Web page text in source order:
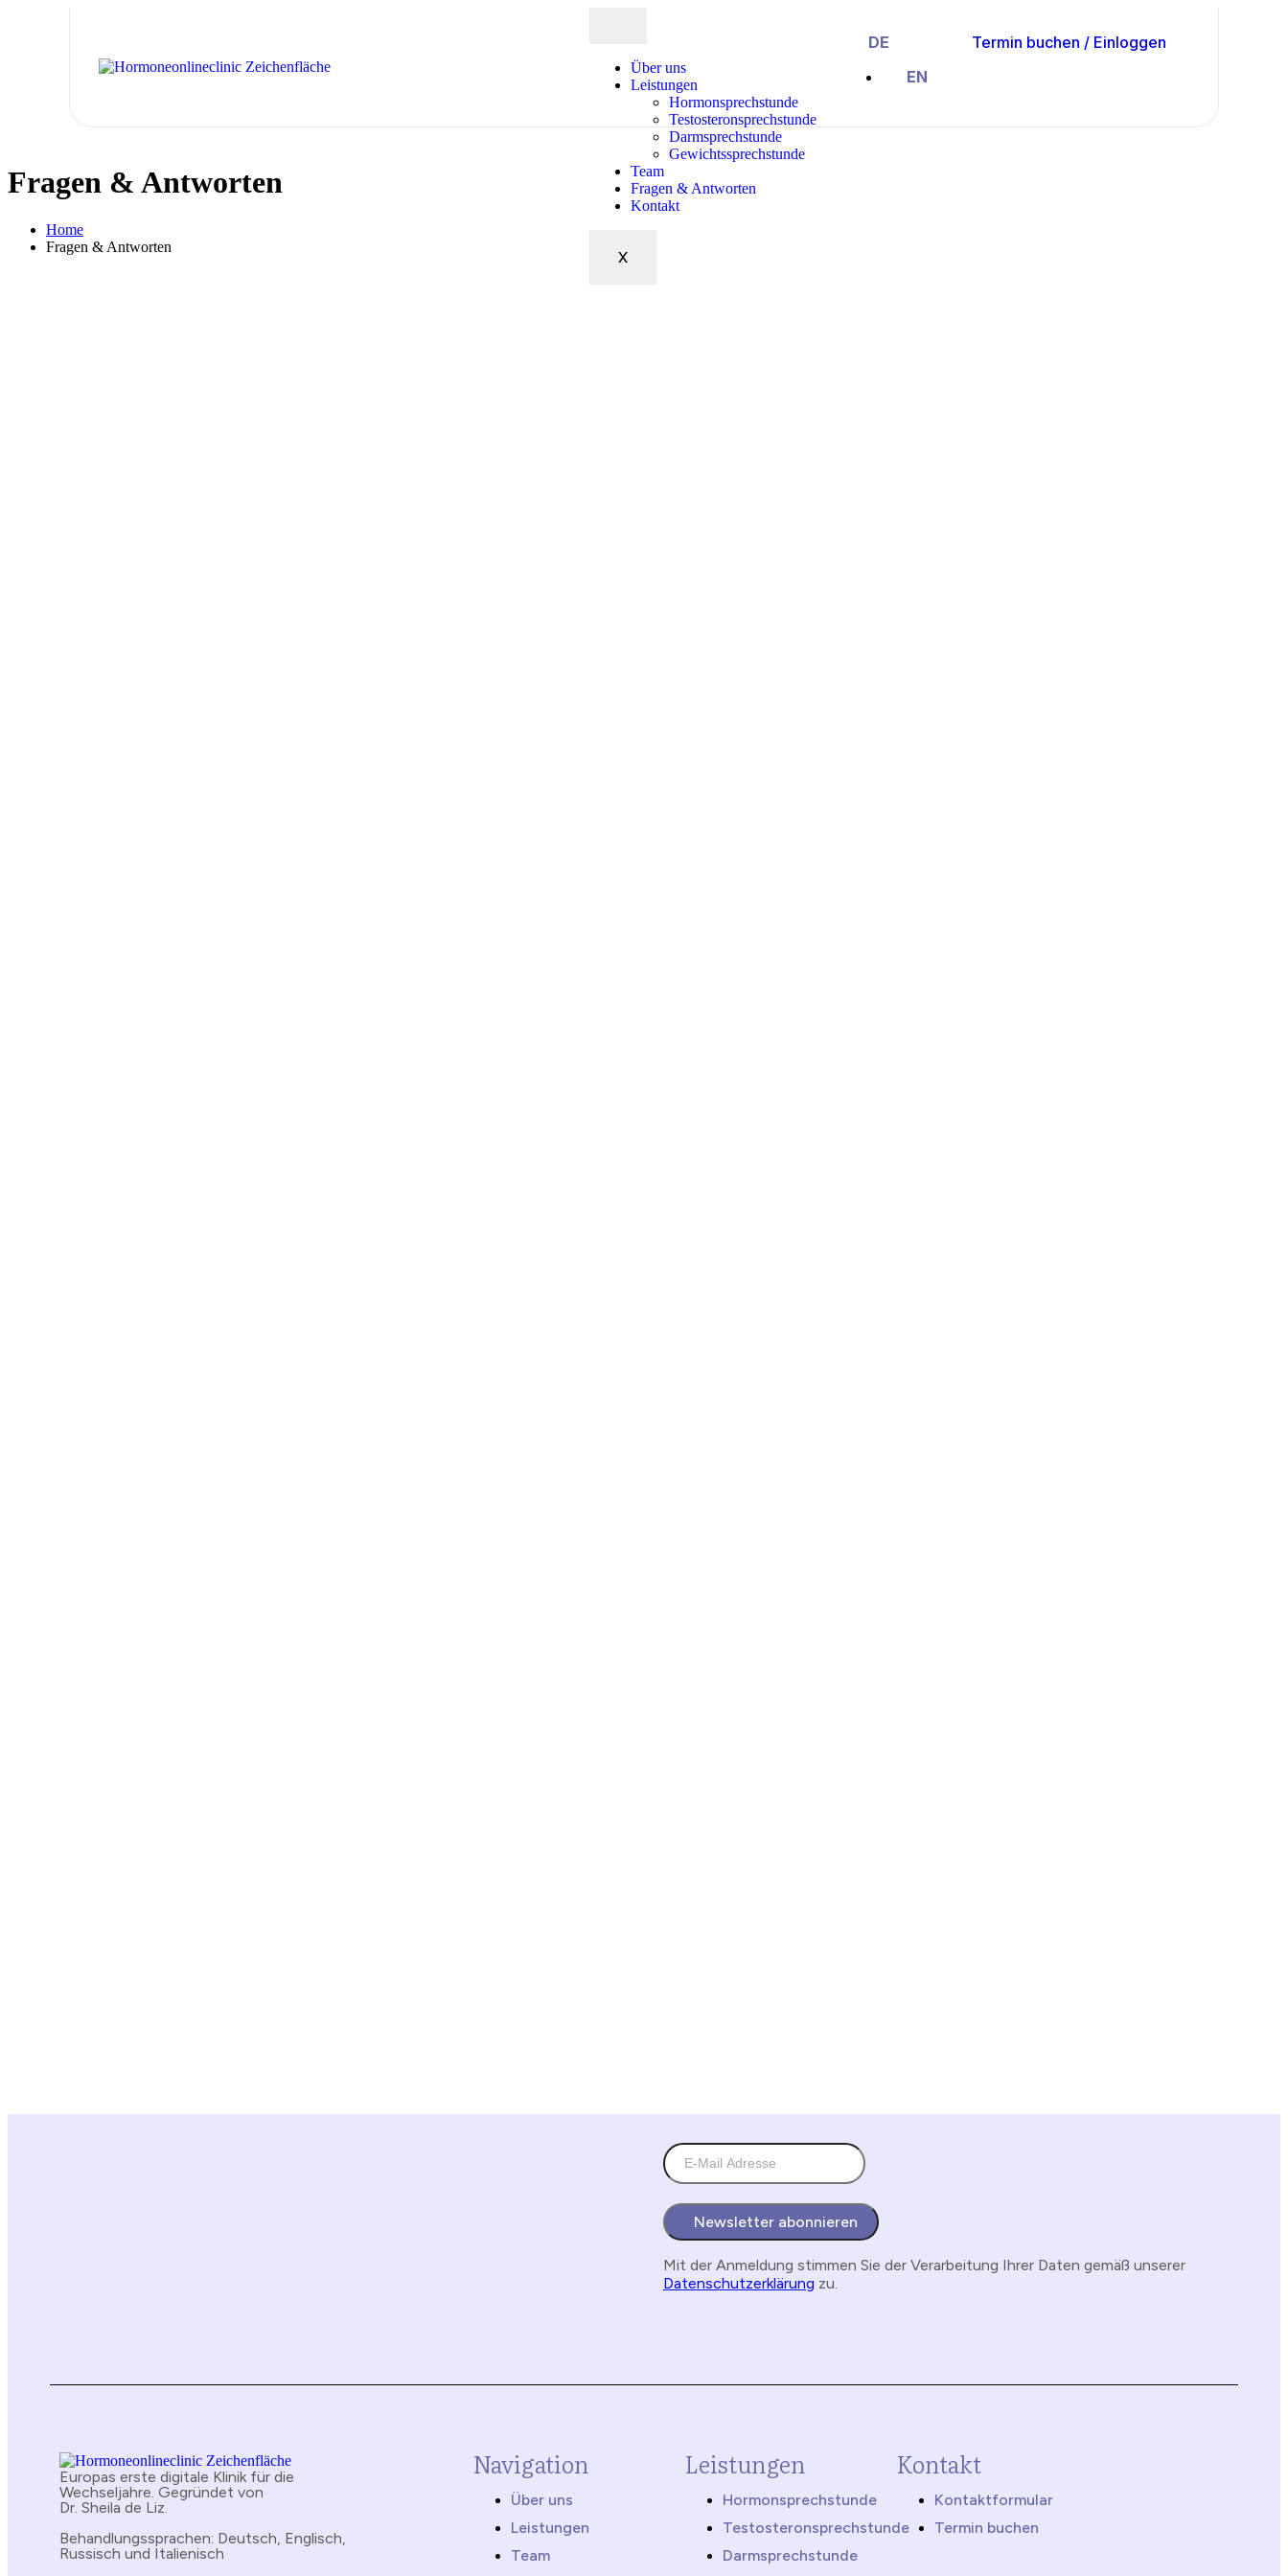
Über uns
Leistungen
Hormonsprechstunde
Testosteronsprechstunde
Darmsprechstunde
Gewichtssprechstunde
Team
Fragen & Antworten
Kontakt
X
DE
EN
Termin buchen / Einloggen
Fragen & Antworten
Home
Fragen & Antworten
Newsletter abonnieren
Mit der Anmeldung stimmen Sie der Verarbeitung Ihrer Daten gemäß unserer
Datenschutzerklärung zu.
Europas erste digitale Klinik für die
Wechseljahre. Gegründet von
Dr. Sheila de Liz.
Behandlungssprachen: Deutsch, Englisch,
Russisch und Italienisch
Navigation
Über uns
Leistungen
Team
Leistungen
Hormonsprechstunde
Testosteronsprechstunde
Darmsprechstunde
Kontakt
Kontaktformular
Termin buchen